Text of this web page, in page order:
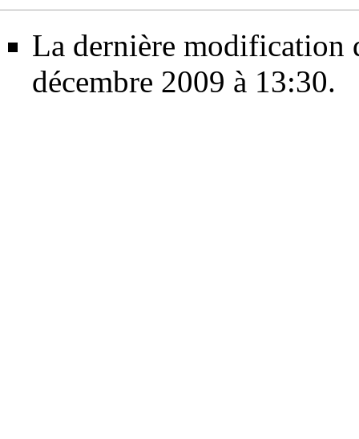
La dernière modification
décembre 2009 à 13:30.